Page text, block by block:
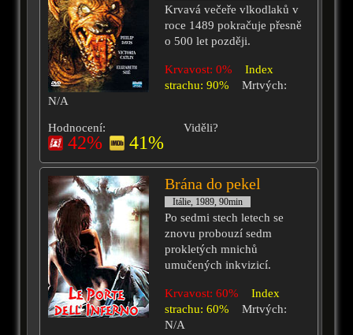
Krvavá večeře vlkodlaků v
roce 1489 pokračuje přesně
o 500 let později.
Krvavost: 0%
Index
strachu: 90%
Mrtvých:
N/A
Hodnocení:
42% 41%
Viděli?
Brána do pekel
Itálie, 1989, 90min
Po sedmi stech letech se
znovu probouzí sedm
prokletých mnichů
umučených inkvizicí.
Krvavost: 60%
Index
strachu: 60%
Mrtvých:
N/A